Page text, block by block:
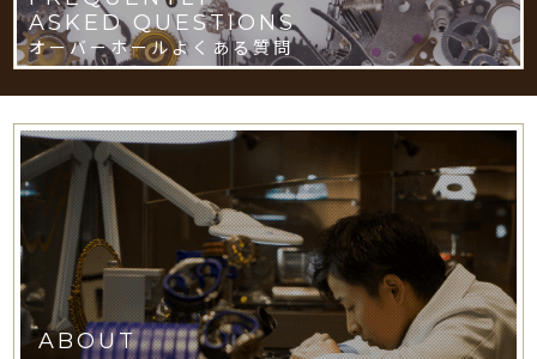
ASKED QUESTIONS
オーバーホールよくある質問
ABOUT